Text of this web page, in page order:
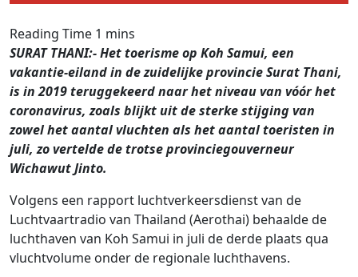
SURAT THANI:- Het toerisme op Koh Samui, een
vakantie-eiland in de zuidelijke provincie Surat Thani,
is in 2019 teruggekeerd naar het niveau van vóór het
coronavirus, zoals blijkt uit de sterke stijging van
zowel het aantal vluchten als het aantal toeristen in
juli, zo vertelde de trotse provinciegouverneur
Wichawut Jinto.
Volgens een rapport luchtverkeersdienst van de
Luchtvaartradio van Thailand (Aerothai) behaalde de
luchthaven van Koh Samui in juli de derde plaats qua
vluchtvolume onder de regionale luchthavens.